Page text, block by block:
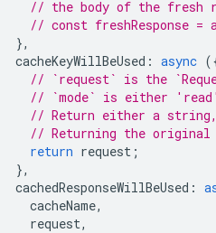
// the body of the fresh
// const freshResponse =
},
cacheKeyWillBeUsed : async
// `request` is the
// `mode` is either
// Return either a string,
// Returning the original
return request ;
},
cachedResponseWillBeUsed :
cacheName,
request,